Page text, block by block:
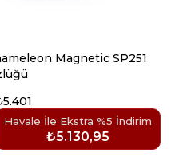
Magnetic SP251
Havale İle Ekstra %5 İndirim
₺5.130,95